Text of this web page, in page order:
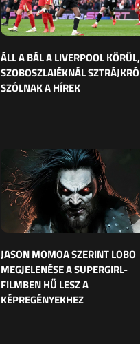
ÁLL A BÁL A LIVERPOOL KÖRÜL,
SZOBOSZLAIÉKNÁL
SZÓLNAK A HÍREK
JASON MOMOA SZERINT LOBO
MEGJELENÉSE A SUPERGIRL-
FILMBEN HŰ LESZ A
KÉPREGÉNYEKHEZ